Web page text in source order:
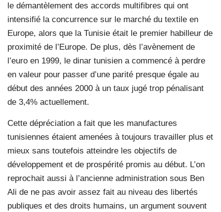
le démantèlement des accords multifibres qui ont
intensifié la concurrence sur le marché du textile en
Europe, alors que la Tunisie était le premier habilleur de
proximité de l’Europe. De plus, dès l’avènement de
l’euro en 1999, le dinar tunisien a commencé à perdre
en valeur pour passer d’une parité presque égale au
début des années 2000 à un taux jugé trop pénalisant
de 3,4% actuellement.
Cette dépréciation a fait que les manufactures
tunisiennes étaient amenées à toujours travailler plus et
mieux sans toutefois atteindre les objectifs de
développement et de prospérité promis au début. L’on
reprochait aussi à l’ancienne administration sous Ben
Ali de ne pas avoir assez fait au niveau des libertés
publiques et des droits humains, un argument souvent